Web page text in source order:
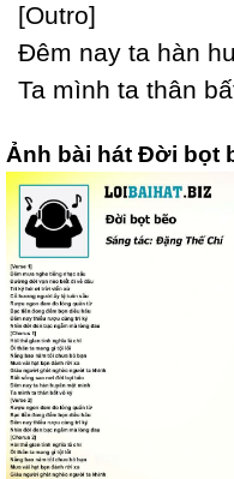
[Outro]
Đêm naу ta hàn
Ta mình ta thân
Ảnh bài hát Đời bọt